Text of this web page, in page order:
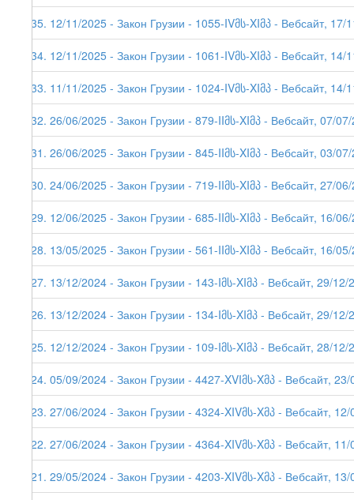
235. 12/11/2025 - Закон Грузии - 1055-IVმს-XIმპ - Вебсайт, 17/
234. 12/11/2025 - Закон Грузии - 1061-IVმს-XIმპ - Вебсайт, 14/
233. 11/11/2025 - Закон Грузии - 1024-IVმს-XIმპ - Вебсайт, 14/
232. 26/06/2025 - Закон Грузии - 879-IIმს-XIმპ - Вебсайт, 07/
231. 26/06/2025 - Закон Грузии - 845-IIმს-XIმპ - Вебсайт, 03/
230. 24/06/2025 - Закон Грузии - 719-IIმს-XIმპ - Вебсайт, 27/
229. 12/06/2025 - Закон Грузии - 685-IIმს-XIმპ - Вебсайт, 16/
228. 13/05/2025 - Закон Грузии - 561-IIმს-XIმპ - Вебсайт, 16/
227. 13/12/2024 - Закон Грузии - 143-Iმს-XIმპ - Вебсайт, 29/12/
226. 13/12/2024 - Закон Грузии - 134-Iმს-XIმპ - Вебсайт, 29/12/
225. 12/12/2024 - Закон Грузии - 109-Iმს-XIმპ - Вебсайт, 28/12/
224. 05/09/2024 - Закон Грузии - 4427-XVIმს-Xმპ - Вебсайт,
223. 27/06/2024 - Закон Грузии - 4324-XIVმს-Xმპ - Вебсайт,
222. 27/06/2024 - Закон Грузии - 4364-XIVმს-Xმპ - Вебсайт,
221. 29/05/2024 - Закон Грузии - 4203-XIVმს-Xმპ - Вебсайт,